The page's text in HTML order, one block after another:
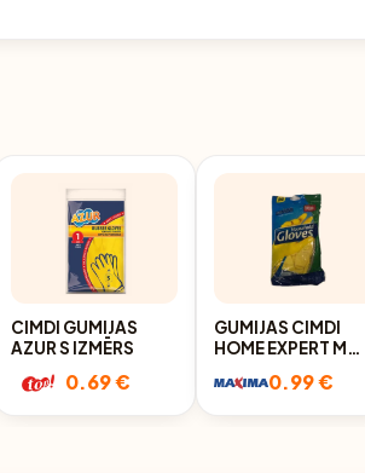
CIMDI GUMIJAS
AZUR S IZMĒRS
0.69 €
GUMIJAS CIMDI
HOME EXPERT M
0.99 €